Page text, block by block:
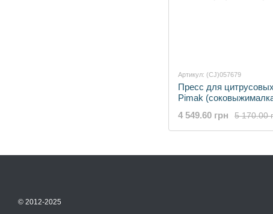
Артикул: (CJ)057679
Пресс для
Pimak
5 170.00
4 549.60 грн
© 2012-2025